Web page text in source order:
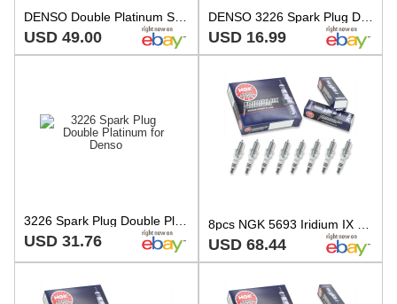
DENSO Double Platinum Spark Plug PK20R13
USD 49.00 USD 16.99
3226 Spark Plug Double Platinum for Denso
USD 31.76 USD 68.44